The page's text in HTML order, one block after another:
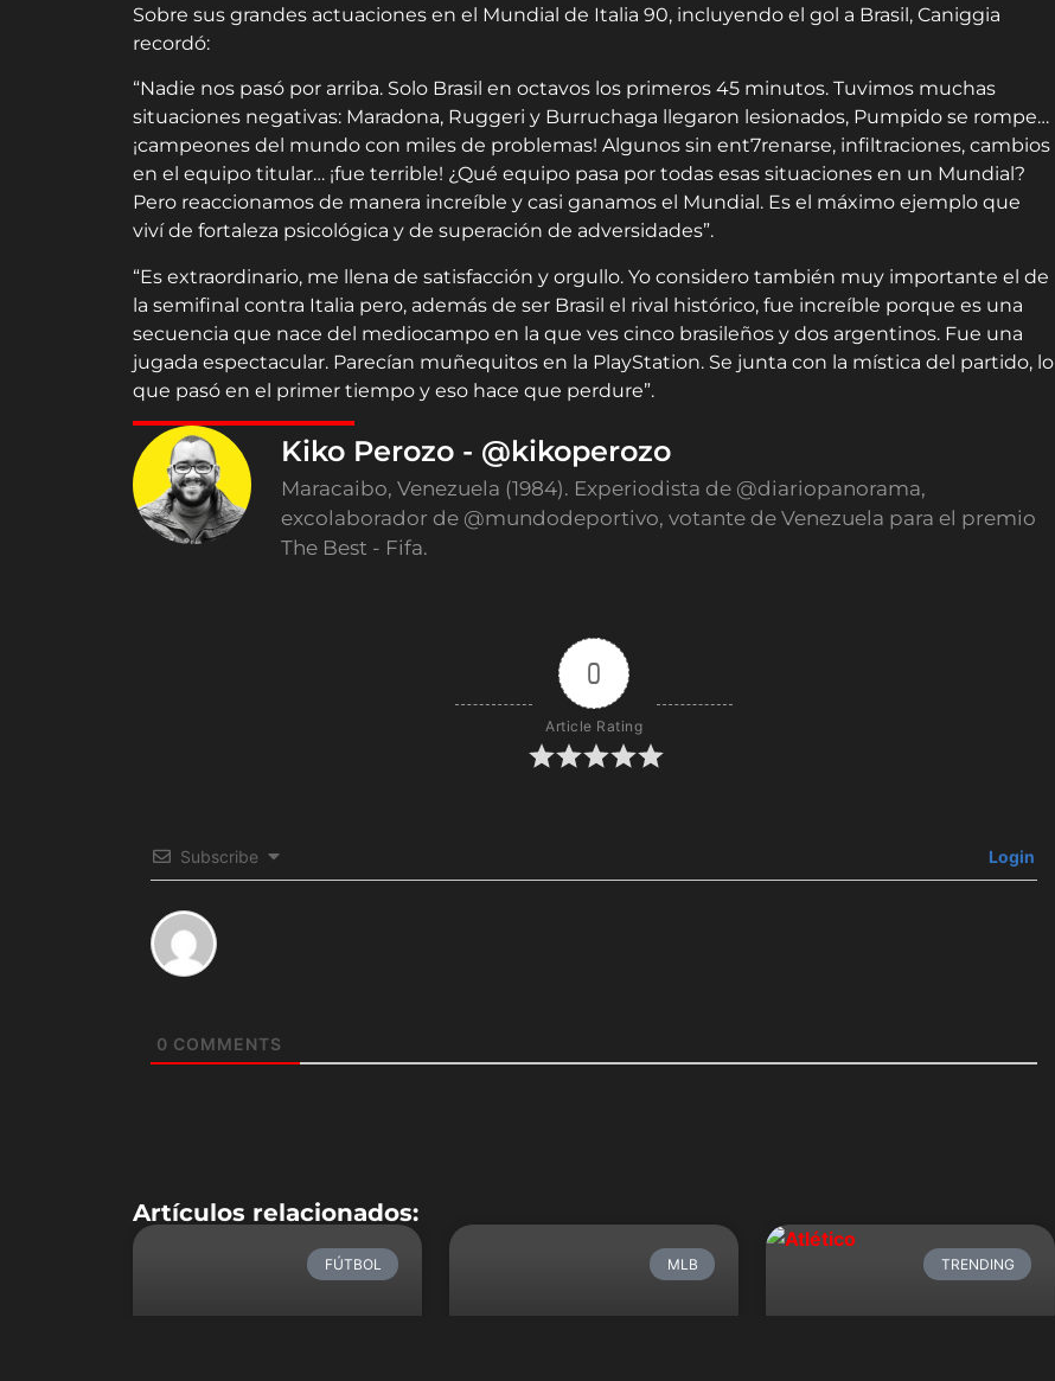
Sobre sus grandes actuaciones en el Mundial de Italia 90, incluyendo el gol a Brasil, Caniggia
recordó:
“Nadie nos pasó por arriba. Solo Brasil en octavos los primeros 45 minutos. Tuvimos muchas
situaciones negativas: Maradona, Ruggeri y Burruchaga llegaron lesionados, Pumpido se rompe…
¡campeones del mundo con miles de problemas! Algunos sin ent7renarse, infiltraciones, cambios
en el equipo titular… ¡fue terrible! ¿Qué equipo pasa por todas esas situaciones en un Mundial?
Pero reaccionamos de manera increíble y casi ganamos el Mundial. Es el máximo ejemplo que
viví de fortaleza psicológica y de superación de adversidades”.
“Es extraordinario, me llena de satisfacción y orgullo. Yo considero también muy importante el de
la semifinal contra Italia pero, además de ser Brasil el rival histórico, fue increíble porque es una
secuencia que nace del mediocampo en la que ves cinco brasileños y dos argentinos. Fue una
jugada espectacular. Parecían muñequitos en la PlayStation. Se junta con la mística del partido, lo
que pasó en el primer tiempo y eso hace que perdure”.
Kiko Perozo - @kikoperozo
Maracaibo, Venezuela (1984). Experiodista de @diariopanorama,
excolaborador de @mundodeportivo, votante de Venezuela para el premio
The Best - Fifa.
0
Article Rating
Subscribe Login
0 COMMENTS
Artículos relacionados:
FÚTBOL MLB TRENDING